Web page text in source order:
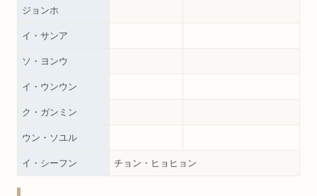
ジョンホ
イ・サンア
ソ・ヨンウ
イ・ウンウン
ク・ガンミン
ウン・ソユル
イ・シーフン チョン・ヒョヒョン